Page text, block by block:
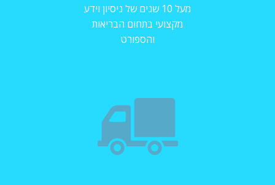
מעל 10 שנים של ניסיון וידע
מקצועי בתחום הבריאות
והספורט